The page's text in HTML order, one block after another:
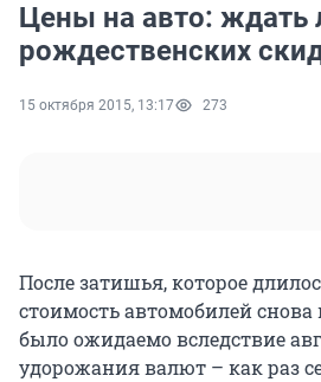
Цены на авто: ждать
рождественских
15 октября 2015, 13:17 273
После затишья, которое
стоимость автомобилей снова
было ожидаемо вследствие
удорожания валют – как раз